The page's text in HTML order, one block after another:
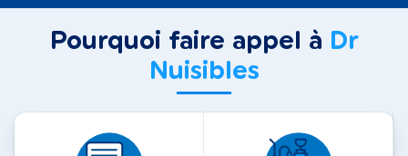
Pourquoi faire appel à Dr
Nuisibles